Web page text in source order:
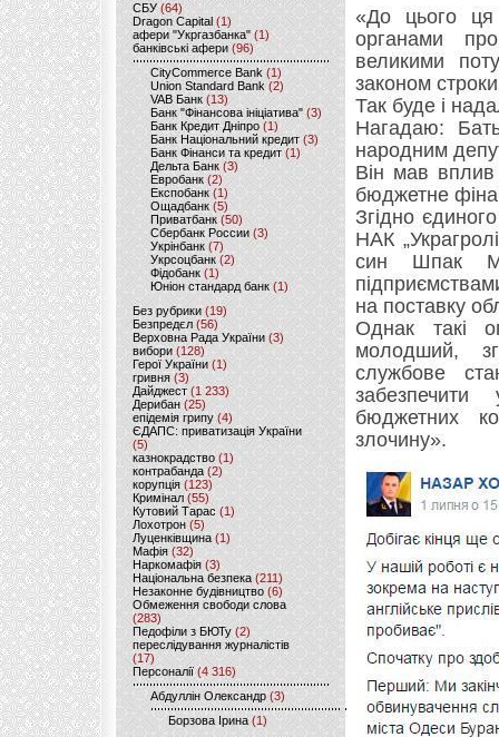
CБУ (64)
Dragon Capital (1)
афери "Укргазбанка" (1)
банківські афери (96)
CityCommerce Bank (1)
Union Standard Bank (2)
VAB Банк (13)
Банк "Фінансова ініціатива" (3)
Банк Кредит Дніпро (1)
Банк Національний кредит (3)
Банк Фінанси та кредит (1)
Дельта Банк (3)
Евробанк(2)
Експобанк (1)
Ощадбанк(5)
Приватбанк (50)
Сбербанк России (3)
Укрінбанк(7)
Укрсоцбанк (2)
Фідобанк (1)
Юніон стандард банк(1)
Без рубрики (19)
Безпредєл(56)
Верховна Рада України (3)
вибори(128)
Герої України(1)
гривня (3)
Дайджест (1 233)
Дерибан (25)
епідемія грипу (4)
ЄДАПС: приватизація України
(5)
казнокрадство (1)
контрабанда (2)
корупція (123)
Кримінал (55)
Кутовий Тарас (1)
Лохотрон(5)
Луценківщина (1)
Мафія (32)
Наркомафія (3)
Національна безпека (211)
Незаконне будівництво(6)
Обмеження свободи слова
(283)
Педофіли з БЮТу (2)
переслідування журналістів
(17)
Персоналії (4 316)
Абдуллін Олександр (3)
Борзова Ірина(1)
«До цього ця
органами
великими
законом
Так буде і
Нагадаю:
народним
Він мав
бюджетне
Згідно
НАК
син Шпак
на поставку
Однак такі
молодший,
службове
забезпечити
бюджетних
злочину».